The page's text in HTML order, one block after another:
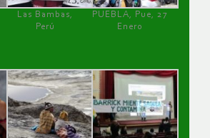
Las Bambas,
Perú
PUEBLA, Pue, 27
Enero